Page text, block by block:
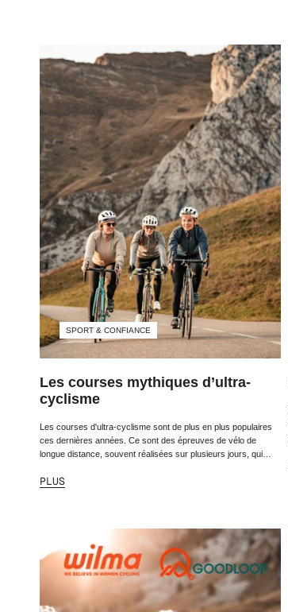
SPORT & CONFIANCE
Les courses mythiques d’ultra-
cyclisme
Les courses d'ultra-cyclisme sont de plus en plus populaires
ces dernières années. Ce sont des épreuves de vélo de
longue distance, souvent réalisées sur plusieurs jours, qui
PLUS